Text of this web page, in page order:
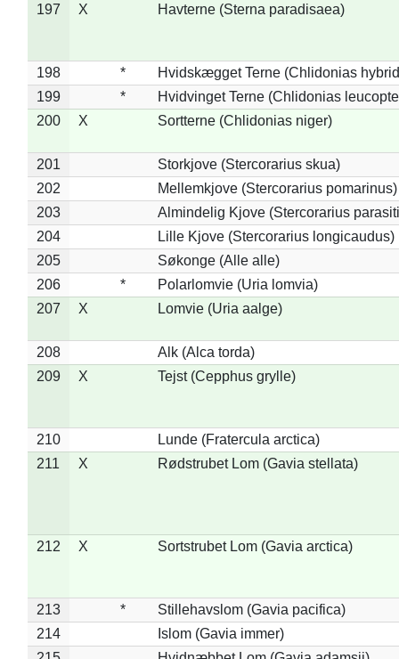
197 X Havterne (Sterna paradisaea)
198 *
Hvidskægget Terne (Chlidonias
199
*
Hvidvinget Terne (Chlidonias
200
X Sortterne (Chlidonias niger)
201
Storkjove (Stercorarius skua)
202
Mellemkjove (Stercorarius pomarinus)
203
Almindelig Kjove (Stercorarius
204
Lille Kjove (Stercorarius longicaudus)
205
Søkonge (Alle alle)
206
*
Polarlomvie (Uria lomvia)
207
X Lomvie (Uria aalge)
208
Alk (Alca torda)
209
X Tejst (Cepphus grylle)
210
Lunde (Fratercula arctica)
211
X Rødstrubet Lom (Gavia stellata)
212 X Sortstrubet Lom (Gavia arctica)
213 *
Stillehavslom (Gavia pacifica)
214
Islom (Gavia immer)